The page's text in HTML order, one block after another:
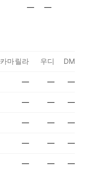
— —
카마릴라 우디 DM
— — —
— — —
— — —
— — —
— — —